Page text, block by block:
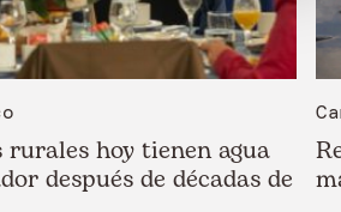
rurales hoy tienen agua
después de décadas de